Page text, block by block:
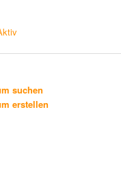
suchen
erstellen